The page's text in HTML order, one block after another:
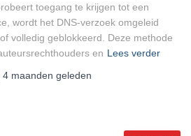
toegang te krijgen tot een
wordt het DNS-verzoek omgeleid
volledig geblokkeerd. Deze methode
en Lees verder
4 maanden geleden